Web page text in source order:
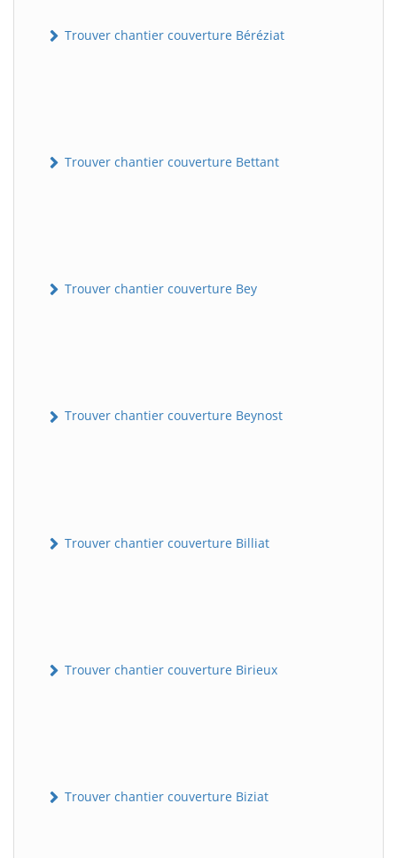
Trouver chantier couverture Béréziat
Trouver chantier couverture Bettant
Trouver chantier couverture Bey
Trouver chantier couverture Beynost
Trouver chantier couverture Billiat
Trouver chantier couverture Birieux
Trouver chantier couverture Biziat